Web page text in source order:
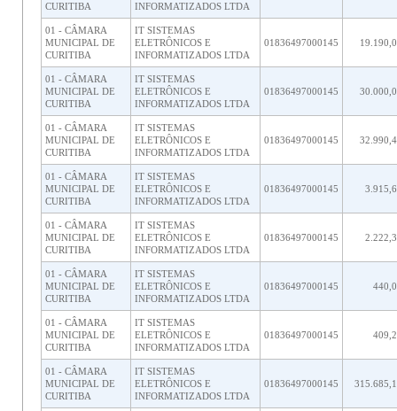
CURITIBA
INFORMATIZADOS LTDA
01 - CÂMARA
MUNICIPAL DE
CURITIBA
IT SISTEMAS
ELETRÔNICOS E
INFORMATIZADOS LTDA
01836497000145
01 - CÂMARA
MUNICIPAL DE
CURITIBA
IT SISTEMAS
ELETRÔNICOS E
INFORMATIZADOS LTDA
01836497000145
01 - CÂMARA
MUNICIPAL DE
CURITIBA
IT SISTEMAS
ELETRÔNICOS E
INFORMATIZADOS LTDA
01836497000145
01 - CÂMARA
MUNICIPAL DE
CURITIBA
IT SISTEMAS
ELETRÔNICOS E
INFORMATIZADOS LTDA
01836497000145
01 - CÂMARA
MUNICIPAL DE
CURITIBA
IT SISTEMAS
ELETRÔNICOS E
INFORMATIZADOS LTDA
01836497000145
01 - CÂMARA
MUNICIPAL DE
CURITIBA
IT SISTEMAS
ELETRÔNICOS E
INFORMATIZADOS LTDA
01836497000145
01 - CÂMARA
MUNICIPAL DE
CURITIBA
IT SISTEMAS
ELETRÔNICOS E
INFORMATIZADOS LTDA
01836497000145
01 - CÂMARA
MUNICIPAL DE
CURITIBA
IT SISTEMAS
ELETRÔNICOS E
INFORMATIZADOS LTDA
01836497000145